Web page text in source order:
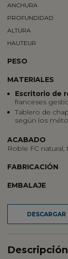
ANCHURA
PROFUNDIDAD
ALTURA
HAUTEUR
PESO
MATERIALES
Escritorio de
franceses
Tablero de
según los
ACABADO
Roble FC
FABRICACIÓN
EMBALAJE